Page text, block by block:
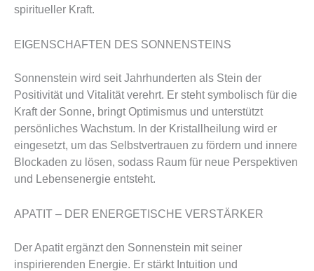
spiritueller Kraft.
EIGENSCHAFTEN DES SONNENSTEINS
Sonnenstein wird seit Jahrhunderten als Stein der
Positivität und Vitalität verehrt. Er steht symbolisch für die
Kraft der Sonne, bringt Optimismus und unterstützt
persönliches Wachstum. In der Kristallheilung wird er
eingesetzt, um das Selbstvertrauen zu fördern und innere
Blockaden zu lösen, sodass Raum für neue Perspektiven
und Lebensenergie entsteht.
APATIT – DER ENERGETISCHE VERSTÄRKER
Der Apatit ergänzt den Sonnenstein mit seiner
inspirierenden Energie. Er stärkt Intuition und